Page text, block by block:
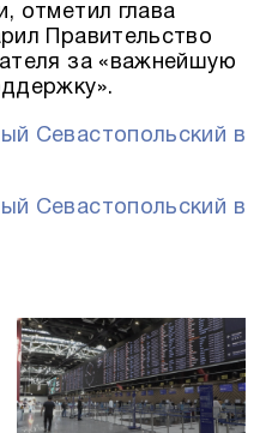
отметил глава
Правительство
за «важнейшую
Севастопольский в
Севастопольский в